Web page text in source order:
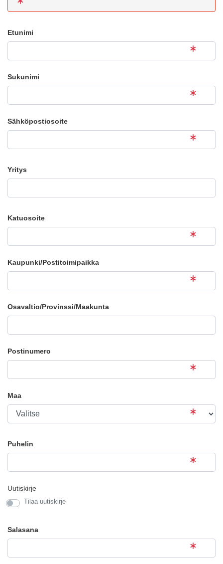
Etunimi
Sukunimi
Sähköpostiosoite
Yritys
Katuosoite
Kaupunki/Postitoimipaikka
Osavaltio/Provinssi/Maakunta
Postinumero
Maa
Puhelin
Uutiskirje
Tilaa uutiskirje
Salasana